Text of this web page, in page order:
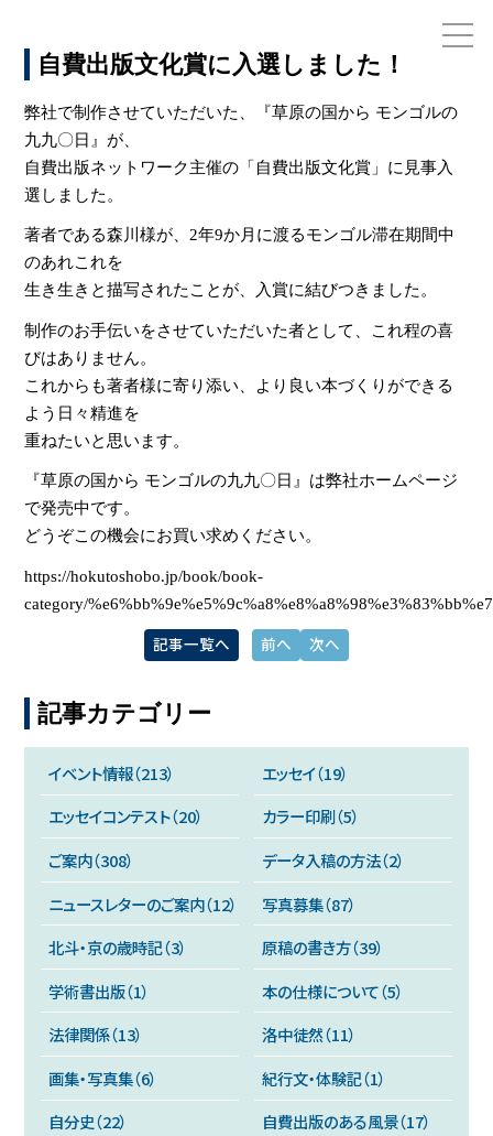
自費出版文化賞に入選しました！
弊社で制作させていただいた、『草原の国から モンゴルの
九九〇日』が、
自費出版ネットワーク主催の「自費出版文化賞」に見事入
選しました。
著者である森川様が、2年9か月に渡るモンゴル滞在期間中
のあれこれを
生き生きと描写されたことが、入賞に結びつきました。
制作のお手伝いをさせていただいた者として、これ程の喜
びはありません。
これからも著者様に寄り添い、より良い本づくりができる
よう日々精進を
重ねたいと思います。
『草原の国から モンゴルの九九〇日』は弊社ホームページ
で発売中です。
どうぞこの機会にお買い求めください。
https://hokutoshobo.jp/book/book-
category/
記事一覧へ 前へ 次へ
記事カテゴリー
イベント情報（213）
エッセイ（19）
エッセイコンテスト（20）
カラー印刷（5）
ご案内（308）
データ入稿の方法（2）
ニュースレターのご案内（12）
写真募集（87）
北斗・京の歳時記（3）
原稿の書き方（39）
学術書出版（1）
本の仕様について（5）
法律関係（13）
洛中徒然（11）
画集・写真集（6）
紀行文・体験記（1）
自分史（22）
自費出版のある風景（17）